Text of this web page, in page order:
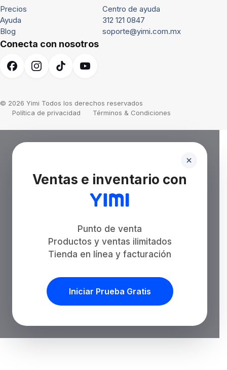
Precios
Ayuda
Blog
Centro de ayuda
312 121 0847
soporte@yimi.com.mx
Conecta con nosotros
© 2026 Yimi Todos los derechos reservados
Política de privacidad
Términos & Condiciones
Ventas e inventario con
Punto de venta
Productos y ventas ilimitados
Tienda en línea y facturación
Iniciar Prueba Gratis